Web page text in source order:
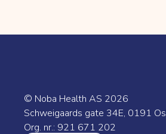
© Noba Health AS 2026
Schweigaards gate 34E, 0191
Org. nr.: 921 671 202